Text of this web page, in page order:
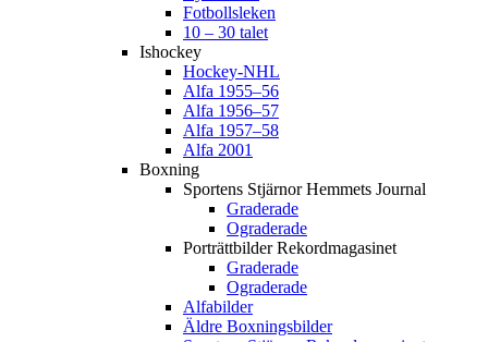
Fotbollsleken
10 – 30 talet
Ishockey
Hockey-NHL
Alfa 1955–56
Alfa 1956–57
Alfa 1957–58
Alfa 2001
Boxning
Sportens Stjärnor Hemmets Journal
Graderade
Ograderade
Porträttbilder Rekordmagasinet
Graderade
Ograderade
Alfabilder
Äldre Boxningsbilder